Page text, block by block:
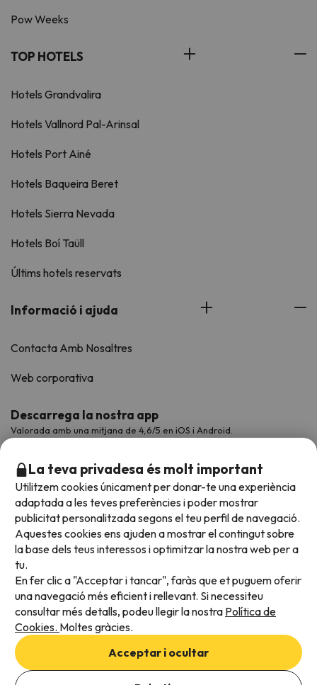
Afegeix les dates per comprovar la disponibilitat
Pow Weeks
TOP HOTELS
Hotels Grandvalira
Hotels Vallnord Pal-Arinsal
Hotels Port Ainé
Hotels Baqueira Beret
Hotels Sierra Nevada
Hotels Boí Taüll
Últims hotels reservats
Informació i ajuda
Contacta Amb Nosaltres
Web corporativa
Descarrega la nostra app
Valorada amb una mitjana de 4,6/5 en iOS i Android.
Acceptem
Condicions generals
Privadesa de dades
Política de cookies
La teva privadesa és molt important
Utilitzem cookies únicament per donar-te una experiència
adaptada a les teves preferències i poder mostrar
publicitat personalitzada segons el teu perfil de navegació.
Aquestes cookies ens ajuden a mostrar el contingut sobre
la base dels teus interessos i optimitzar la nostra web per a
tu.
En fer clic a "Acceptar i tancar", faràs que et puguem oferir
una navegació més eficient i rellevant. Si necessiteu
consultar més detalls, podeu llegir la nostra Política de
Cookies. Moltes gràcies.
Acceptar i ocultar